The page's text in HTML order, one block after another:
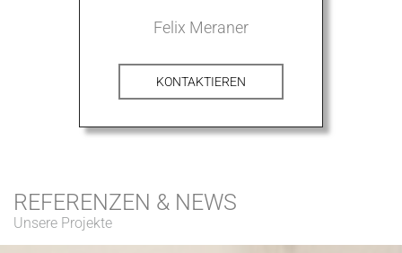
Felix Meraner
KONTAKTIEREN
REFERENZEN & NEWS
Unsere Projekte